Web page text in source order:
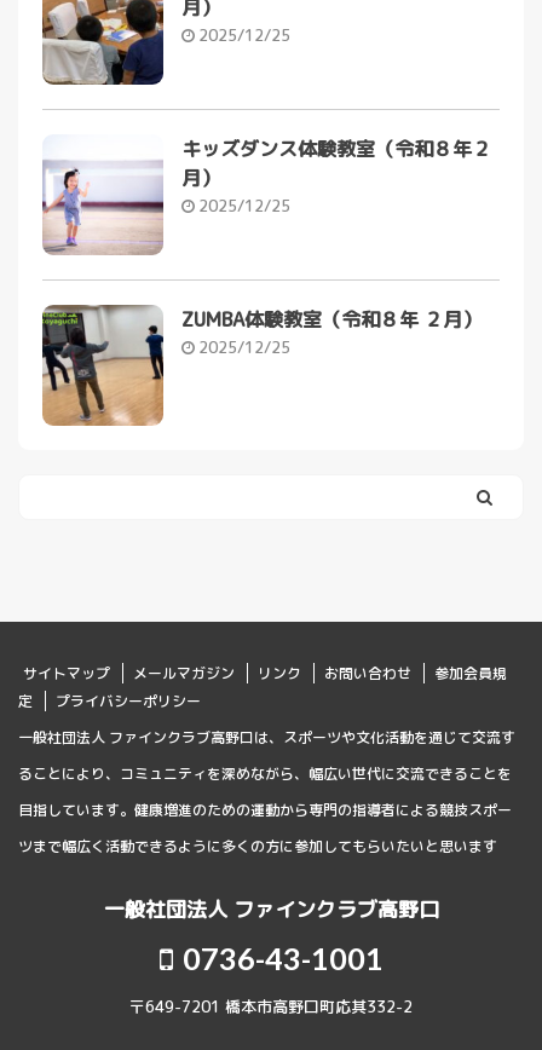
月）
2025/12/25
キッズダンス体験教室（令和８年２
月）
2025/12/25
ZUMBA体験教室（令和８年 ２月）
2025/12/25
サイトマップ メールマガジン リンク お問い合わせ
参加会員規
定
プライバシーポリシー
一般社団法人 ファインクラブ高野口は、スポーツや文化活動を通じて交流す
ることにより、コミュニティを深めながら、幅広い世代に交流できることを
目指しています。健康増進のための運動から専門の指導者による競技スポー
ツまで幅広く活動できるように多くの方に参加してもらいたいと思います
一般社団法人 ファインクラブ高野口
0736-43-1001
〒649-7201 橋本市高野口町応其332-2